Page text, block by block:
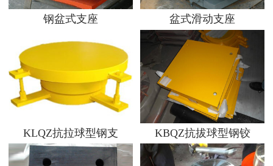
钢盆式支座 盆式滑动支座
KLQZ抗拉球型钢支 KBQZ抗拔球型钢铰